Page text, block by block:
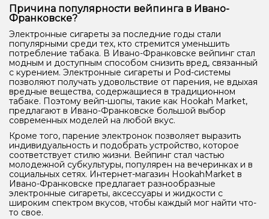
Причина популярности вейпинга в Ивано-
Франковске?
Электронные сигареты за последние годы стали
популярными среди тех, кто стремится уменьшить
потребление табака. В Ивано-Франковске вейпинг стал
модным и доступным способом снизить вред, связанный
с курением. Электронные сигареты и Pod-системы
позволяют получать удовольствие от парения, не вдыхая
вредные вещества, содержащиеся в традиционном
табаке. Поэтому вейп-шопы, такие как Hookah Market,
предлагают в Ивано-Франковске большой выбор
современных моделей на любой вкус.
Кроме того, парение электронок позволяет выразить
индивидуальность и подобрать устройство, которое
соответствует стилю жизни. Вейпинг стал частью
молодежной субкультуры, популярен на вечеринках и в
социальных сетях. Интернет-магазин HookahMarket в
Ивано-Франковске предлагает разнообразные
электронные сигареты, аксессуары и жидкости с
широким спектром вкусов, чтобы каждый мог найти что-
то свое.